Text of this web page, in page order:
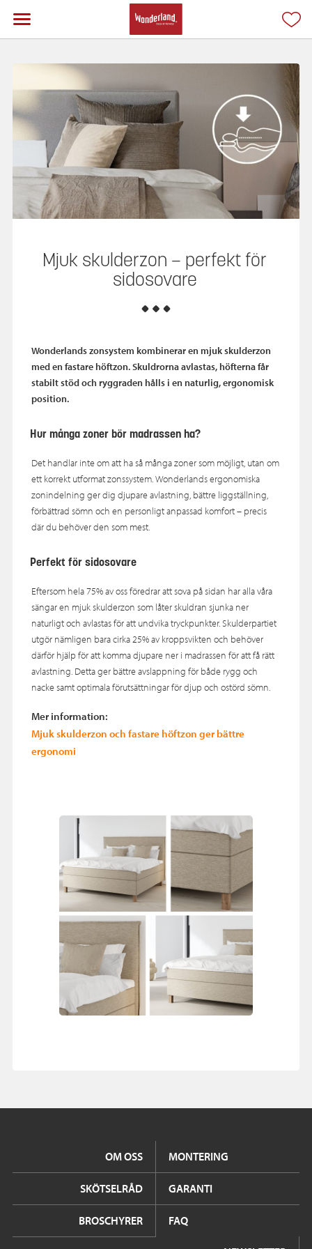
Mjuk skulderzon – perfekt för
sidosovare
Wonderlands zonsystem kombinerar en mjuk skulderzon
med en fastare höftzon. Skuldrorna avlastas, höfterna får
stabilt stöd och ryggraden hålls i en naturlig, ergonomisk
position.
Hur många zoner bör madrassen ha?
Det handlar inte om att ha så många zoner som möjligt, utan om
ett korrekt utformat zonssystem. Wonderlands ergonomiska
zonindelning ger dig djupare avlastning, bättre liggställning,
förbättrad sömn och en personligt anpassad komfort – precis
där du behöver den som mest.
Perfekt för sidosovare
Eftersom hela 75% av oss föredrar att sova på sidan har alla våra
sängar en mjuk skulderzon som låter skuldran sjunka ner
naturligt och avlastas för att undvika tryckpunkter. Skulderpartiet
utgör nämligen bara cirka 25% av kroppsvikten och behöver
därför hjälp för att komma djupare ner i madrassen för att få rätt
avlastning. Detta ger bättre avslappning för både rygg och
nacke samt optimala förutsättningar för djup och ostörd sömn.
Mer information:
Mjuk skulderzon och fastare höftzon ger bättre
ergonomi
OM OSS MONTERING
SKÖTSELRÅD GARANTI
BROSCHYRER FAQ